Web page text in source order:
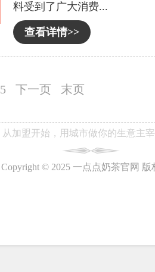
料受到了广大消费...
查看详情>>
5 下一页 末页
从加盟开始，用城市做你的生意主宰
Copyright © 2025 一点点奶茶官网 版